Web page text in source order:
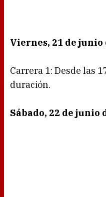
Viernes, 21 de junio
Carrera 1: Desde las
duración.
Sábado, 22 de junio